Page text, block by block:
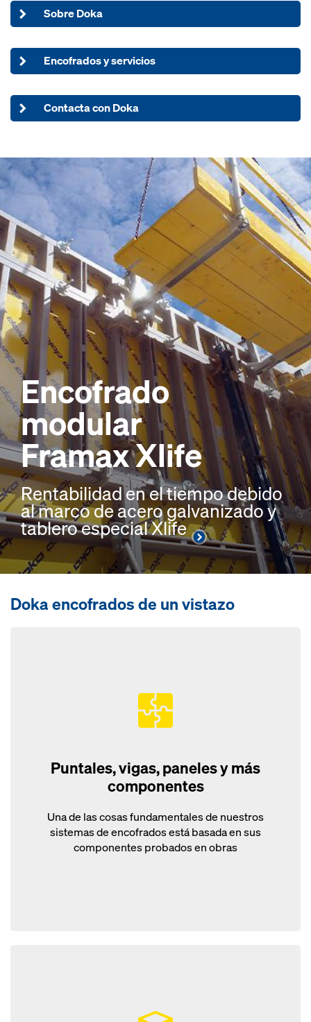
Sobre Doka
Encofrados y servicios
Contacta con Doka
Encofrado
modular
Framax Xlife
Rentabilidad en el tiempo debido
al marco de acero galvanizado y
tablero especial Xlife
Doka encofrados de un vistazo
Puntales, vigas, paneles y más
componentes
Una de las cosas fundamentales de nuestros
sistemas de encofrados está basada en sus
componentes probados en obras